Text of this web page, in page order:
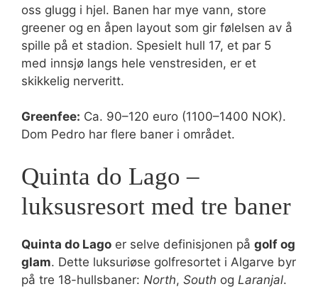
oss glugg i hjel. Banen har mye vann, store
greener og en åpen layout som gir følelsen av å
spille på et stadion. Spesielt hull 17, et par 5
med innsjø langs hele venstresiden, er et
skikkelig nerveritt.
Greenfee: Ca. 90–120 euro (1100–1400 NOK).
Dom Pedro har flere baner i området.
Quinta do Lago –
luksusresort med tre baner
Quinta do Lago er selve definisjonen på golf og
glam. Dette luksuriøse golfresortet i Algarve byr
på tre 18-hullsbaner: North, South og Laranjal.